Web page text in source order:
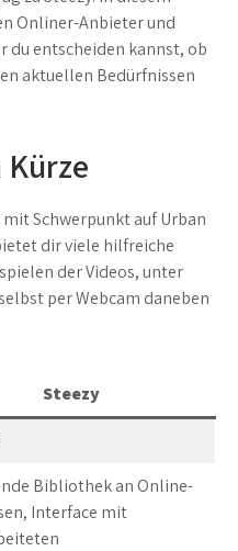
Onliner-Anbieter und
entscheiden kannst, ob
aktuellen Bedürfnissen
Kürze
Schwerpunkt auf Urban
dir viele hilfreiche
der Videos, unter
per Webcam daneben
Steezy
Bibliothek an Online-
Interface mit